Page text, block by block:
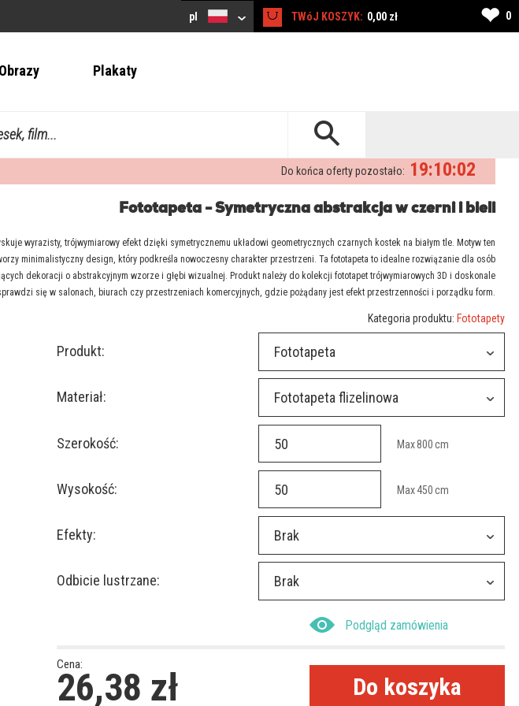
pl TWóJ KOSZYK: 0,00 zł ❤ 0
Obrazy Plakaty
film...
19:10:01
Do końca oferty pozostało:
Fototapeta - Symetryczna abstrakcja w czerni i bieli
wyrazisty, trójwymiarowy efekt dzięki symetrycznemu układowi geometrycznych czarnych kostek na białym tle. Motyw ten
minimalistyczny design, który podkreśla nowoczesny charakter przestrzeni. Ta fototapeta to idealne rozwiązanie dla osób
dekoracji o abstrakcyjnym wzorze i głębi wizualnej. Produkt należy do kolekcji fototapet trójwymiarowych 3D i doskonale
się w salonach, biurach czy przestrzeniach komercyjnych, gdzie pożądany jest efekt przestrzenności i porządku form.
Kategoria produktu: Fototapety
Produkt: Fototapeta
Materiał: Fototapeta flizelinowa
Szerokość: Max800 cm
Wysokość: Max450 cm
Efekty: Brak
Odbicie lustrzane: Brak
Podgląd zamówienia
Cena:
26,38 zł